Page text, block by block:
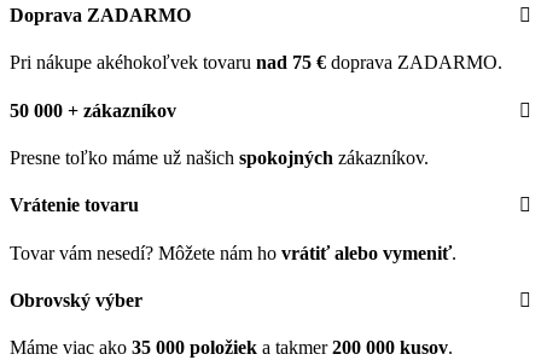
Doprava ZADARMO
Pri nákupe akéhokoľvek tovaru nad 75 € doprava ZADARMO.
50 000 + zákazníkov
Presne toľko máme už našich spokojných zákazníkov.
Vrátenie tovaru
Tovar vám nesedí? Môžete nám ho vrátiť alebo vymeniť.
Obrovský výber
Máme viac ako 35 000 položiek a takmer200 000 kusov.